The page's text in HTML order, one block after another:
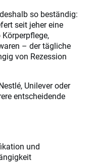
so beständig:
seit jeher eine
– der tägliche
von Rezession
Unilever oder
entscheidende
und